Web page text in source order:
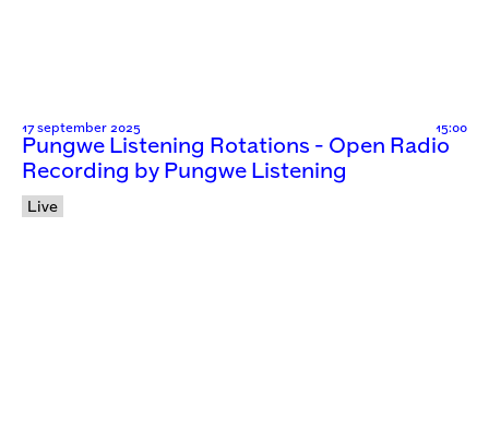
17 september 2025 15:00
Pungwe Listening Rotations - Open Radio
Recording by Pungwe Listening
Live